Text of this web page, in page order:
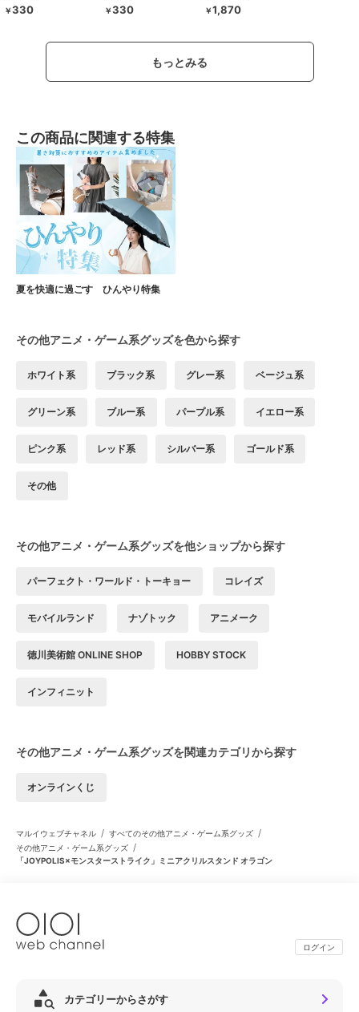
￥330 ￥330 ￥1,870
もっとみる
この商品に関連する特集
夏を快適に過ごす ひんやり特集
その他アニメ・ゲーム系グッズを色から探す
ホワイト系 ブラック系 グレー系 ベージュ系
グリーン系 ブルー系 パープル系 イエロー系
ピンク系 レッド系 シルバー系 ゴールド系
その他
その他アニメ・ゲーム系グッズを他ショップから探す
パーフェクト・ワールド・トーキョー コレイズ
モバイルランド ナゾトック アニメーク
徳川美術館 ONLINE SHOP HOBBY STOCK
インフィニット
その他アニメ・ゲーム系グッズを関連カテゴリから探す
オンラインくじ
マルイウェブチャネル / すべてのその他アニメ・ゲーム系グッズ /
その他アニメ・ゲーム系グッズ /
「JOYPOLIS×モンスターストライク」ミニアクリルスタンド オラゴン
ログイン
カテゴリーからさがす